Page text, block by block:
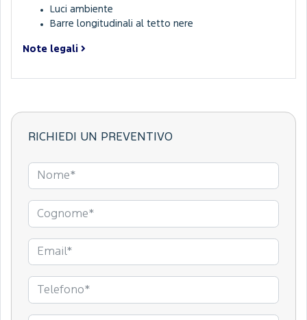
Luci ambiente
Barre longitudinali al tetto nere
Note legali
RICHIEDI UN PREVENTIVO